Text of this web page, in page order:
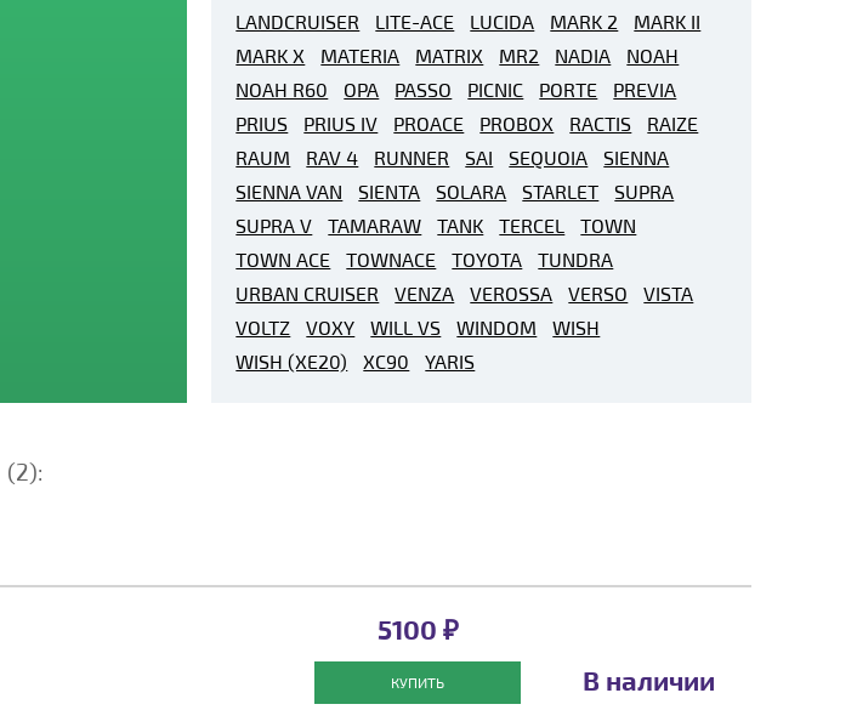
LANDCRUISER
LITE-ACE LUCIDA MARK 2
MARK II
MARK X
MATERIA MATRIX MR2 NADIA
NOAH
NOAH R60
OPA PASSO PICNIC PORTE
PREVIA
PRIUS
PRIUS IV PROACE PROBOX RACTIS
RAIZE
RAUM
RAV 4 RUNNER SAI SEQUOIA
SIENNA
SIENNA VAN
SIENTA SOLARA STARLET
SUPRA
SUPRA V
TAMARAW TANK TERCEL
TOWN
TOWN ACE
TOWNACE TOYOTA
TUNDRA
URBAN CRUISER
VENZA VEROSSA VERSO
VISTA
VOLTZ
VOXY WILL VS WINDOM
WISH
WISH (XE20)
XC90 YARIS
(2):
5100 ₽
КУПИТЬ В наличии